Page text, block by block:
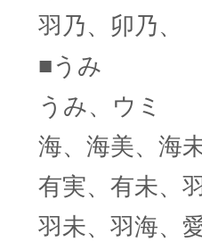
羽乃、卯乃、
■うみ
うみ、ウミ
海、海美、海
有実、有未、
羽未、羽海、